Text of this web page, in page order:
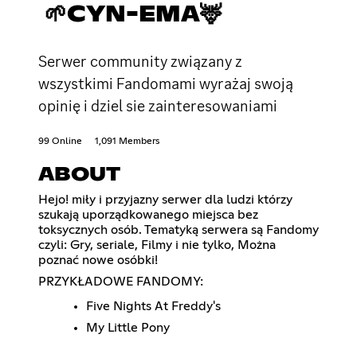
🌱CYN-EMA🦌
Serwer community związany z
wszystkimi Fandomami wyrażaj swoją
opinię i dziel sie zainteresowaniami
99 Online 1,091 Members
ABOUT
Hejo! miły i przyjazny serwer dla ludzi którzy
szukają uporządkowanego miejsca bez
toksycznych osób. Tematyką serwera są Fandomy
czyli: Gry, seriale, Filmy i nie tylko, Można
poznać nowe osóbki!
PRZYKŁADOWE FANDOMY:
Five Nights At Freddy's
My Little Pony